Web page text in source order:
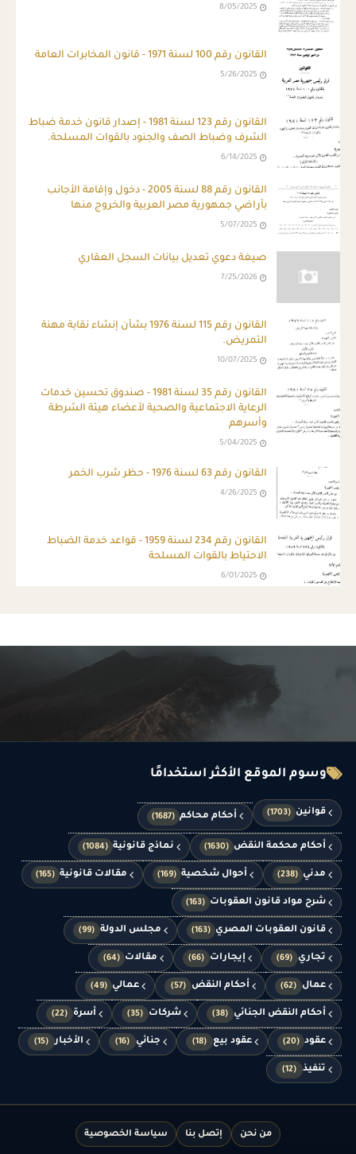
8/05/2025
القانون رقم 100 لسنة 1971 - قانون المخابرات العامة
5/26/2025
ِالقانون رقم 123 لسنة 1981 - إصدار قانون خدمة ضباط
الشرف وضباط الصف والجنود بالقوات المسلحة.
6/14/2025
القانون رقم 88 لسنة 2005 - دخول وإقامة الأجانب
بأراضي جمهورية مصر العربية والخروج منها
5/07/2025
صيغة دعوي تعديل بيانات السجل العقاري
7/25/2026
القانون رقم 115 لسنة 1976 بشأن إنشاء نقابة مهنة
التمريض.
10/07/2025
القانون رقم 35 لسنة 1981 - صندوق تحسين خدمات
الرعاية الاجتماعية والصحية لأعضاء هيئة الشرطة
وأسرهم
5/04/2025
القانون رقم 63 لسنة 1976 - حظر شرب الخمر
4/26/2025
القانون رقم 234 لسنة 1959 - قواعد خدمة الضباط
الاحتياط بالقوات المسلحة
6/01/2025
وسوم الموقع الأكثر استخدامًا
قوانين (1703) أحكام محاكم (1687)
أحكام محكمة النقض (1630) نماذج قانونية (1084)
مدني (238) أحوال شخصية (169) مقالات قانونية (165)
شرح مواد قانون العقوبات (163)
قانون العقوبات المصري (163) مجلس الدولة (99)
تجاري (69) إيجارات (66) مقالات (64)
عمال (62) أحكام النقض (57) عمالي (49)
أحكام النقض الجنائي (38) شركات (35) أسرة (22)
عقود (20) عقود بيع (18) جنائي (16) الأخبار (15)
تنفيذ (12)
من نحن إتصل بنا سياسة الخصوصية